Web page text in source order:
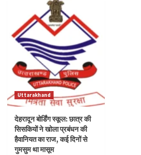
Uttarakhand
देहरादून बोर्डिंग स्कूल: छात्र की
सिसकियों ने खोला प्रबंधन की
हैवानियत का राज, कई दिनों से
गुमसुम था मासूम